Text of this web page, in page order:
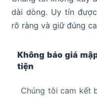
dài dòng. Uy tín
rõ ràng và giữ đúng
Không báo giá
tiện
Chúng tôi cam kết